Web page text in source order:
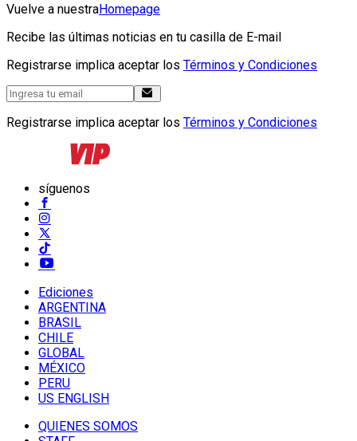
Vuelve a nuestraHomepage
Recibe las últimas noticias en tu casilla de E-mail
Registrarse implica aceptar los Términos y Condiciones
Registrarse implica aceptar los Términos y Condiciones
síguenos
Ediciones
ARGENTINA
BRASIL
CHILE
GLOBAL
MÉXICO
PERU
US ENGLISH
QUIENES SOMOS